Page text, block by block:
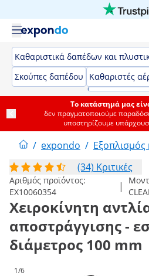
Καθαριστικά δαπέδων και
Σκούπες δαπέδου
Καθαριστές
Το κατάστημά μας
δεν πραγματοποιούμε
υποστηρίζουμε
/ expondo / Εξοπλισμός
(34) Κριτικές
Αριθμός προϊόντος:
EX10060354
|
Χειροκίνητη
αποστράγγισης -
διάμετρος 100 mm
1/6